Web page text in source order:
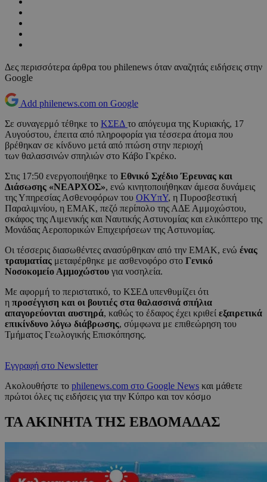
Δες περισσότερα άρθρα του philenews όταν αναζητάς ειδήσεις στην
Google
Add philenews.com on Google
Σε συναγερμό τέθηκε το ΚΣΕΔ το απόγευμα της Κυριακής, 17
Αυγούστου, έπειτα από πληροφορία για τέσσερα άτομα που
βρέθηκαν σε κίνδυνο μετά από πτώση στην περιοχή
των θαλασσινών σπηλιών στο Κάβο Γκρέκο.
Στις 17:50 ενεργοποιήθηκε το Εθνικό Σχέδιο Έρευνας και
Διάσωσης «ΝΕΑΡΧΟΣ», ενώ κινητοποιήθηκαν άμεσα δυνάμεις
της Υπηρεσίας Ασθενοφόρων του ΟΚΥπΥ, η Πυροσβεστική
Παραλιμνίου, η ΕΜΑΚ, πεζό περίπολο της ΑΔΕ Αμμοχώστου,
σκάφος της Λιμενικής και Ναυτικής Αστυνομίας και ελικόπτερο της
Μονάδας Αεροπορικών Επιχειρήσεων της Αστυνομίας.
Οι τέσσερις διασωθέντες ανασύρθηκαν από την ΕΜΑΚ, ενώ ένας
τραυματίας μεταφέρθηκε με ασθενοφόρο στο Γενικό
Νοσοκομείο Αμμοχώστου για νοσηλεία.
Με αφορμή το περιστατικό, το ΚΣΕΔ υπενθυμίζει ότι
η προσέγγιση και οι βουτιές στα θαλασσινά σπήλια
απαγορεύονται αυστηρά, καθώς το έδαφος έχει κριθεί εξαιρετικά
επικίνδυνο λόγω διάβρωσης, σύμφωνα με επιθεώρηση του
Τμήματος Γεωλογικής Επισκόπησης.
Εγγραφή στο Newsletter
Ακολουθήστε το philenews.com στο Google News και μάθετε
πρώτοι όλες τις ειδήσεις για την Κύπρο και τον κόσμο
ΤΑ ΑΚΙΝΗΤΑ ΤΗΣ ΕΒΔΟΜΑΔΑΣ